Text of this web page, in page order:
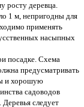
росту деревца.
1 м, непригодны для
применять
насыпных
посадке. Схема
предусматривать
и хорошую
садоводов
следует